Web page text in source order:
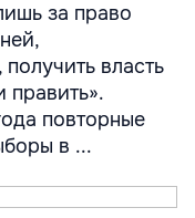
за право
власть
править».
повторные
в ...